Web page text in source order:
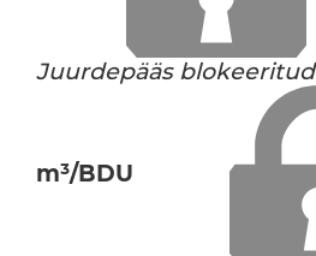
Juurdepääs blokeeritud
m³/BDU